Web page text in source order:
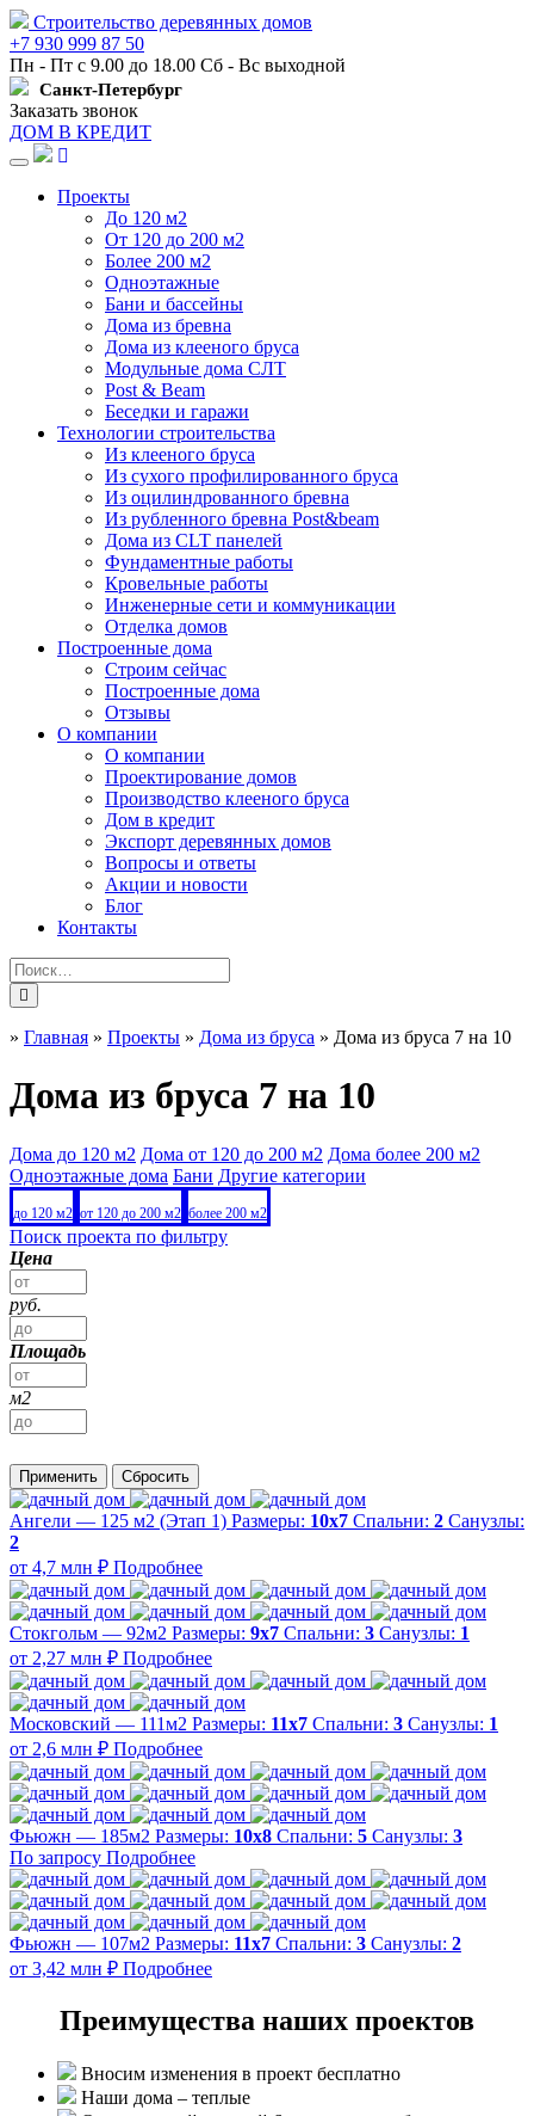
Строительство деревянных домов
+7 930 999 87 50
Пн - Пт с 9.00 до 18.00 Сб - Вс выходной
Санкт-Петербург
Заказать звонок
ДОМ В КРЕДИТ
Навигация
Проекты
До 120 м2
От 120 до 200 м2
Более 200 м2
Одноэтажные
Бани и бассейны
Дома из бревна
Дома из клееного бруса
Модульные дома СЛТ
Post & Beam
Беседки и гаражи
Технологии строительства
Из клееного бруса
Из сухого профилированного бруса
Из оцилиндрованного бревна
Из рубленного бревна Post&beam
Дома из CLT панелей
Фундаментные работы
Кровельные работы
Инженерные сети и коммуникации
Отделка домов
Построенные дома
Строим сейчас
Построенные дома
Отзывы
О компании
О компании
Проектирование домов
Производство клееного бруса
Дом в кредит
Экспорт деревянных домов
Вопросы и ответы
Акции и новости
Блог
Контакты
» Главная » Проекты » Дома из бруса » Дома из бруса 7 на 10
Дома из бруса 7 на 10
Дома до 120 м2 Дома от 120 до 200 м2 Дома более 200 м2
Одноэтажные дома Бани Другие категории
до 120 м2 от 120 до 200 м2 более 200 м2
Поиск проекта по фильтру
Цена
руб.
Площадь
м2
Применить Сбросить
Ангели — 125 м2 (Этап 1) Размеры: 10х7 Спальни: 2 Санузлы:
2
от 4,7 млн ₽ Подробнее
Стокгольм — 92м2 Размеры: 9х7 Спальни: 3 Санузлы: 1
от 2,27 млн ₽ Подробнее
Московский — 111м2 Размеры: 11х7 Спальни: 3 Санузлы: 1
от 2,6 млн ₽ Подробнее
Фьюжн — 185м2 Размеры: 10х8 Спальни: 5 Санузлы: 3
По запросу Подробнее
Фьюжн — 107м2 Размеры: 11х7 Спальни: 3 Санузлы: 2
от 3,42 млн ₽ Подробнее
Преимущества наших проектов
Вносим изменения в проект бесплатно
Наши дома – теплые